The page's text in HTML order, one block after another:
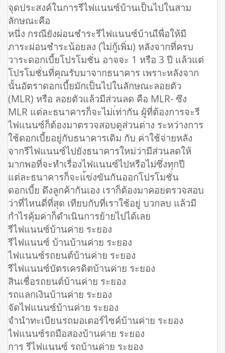
จุดประสงค์ในการรีไฟแนนซ์บ้านเป็นไปในสาม
ลักษณะคือ
หนึ่ง กรณียังผ่อนชำระรีไฟแนนซ์บ้านเืพื่อให้มี
ภาระผ่อนชำระน้อยลง (ไม่กู้เพิ่ม) หลังจากที่ครบ
วาระดอกเบี้ยโปรโมชั่น อาจจะ 1 หรือ 3 ปี แล้วแต่
โปรโมชั่นที่คุณรับมาจากธนาคาร เพราะหลังจาก
นั้นอัตราดอกเบี้ยมักเป็นไปในลักษณะลอยตัว
(MLR) หรือ ลอยตัวแล้วมีส่วนลด คือ MLR- ซึง
MLR แต่ละธนาคารก็จะไม่เ่ท่ากัน ผู้ที่ต้องการจะรี
ไฟแนนซ์ก็ต้องมาตรวจสอบดูส่วนต่าง ระหว่างการ
ใช้ดอกเบี้ยอยู่กับธนาคารเดิม กับ ค่าใช้จ่ายหลัง
จากรีไฟแนนซ์ไปยังธนาคารใหม่ว่ามีส่วนลดให้
มากพอที่จะทำเรื่องไฟแนนซ์ไปหรือไม่ซึ่งทุกปี
แต่ละธนาคารก็จะแ้ข่งขันกันออกโปรโมชั่น
ดอกเบี้ย ดึงลูกค้ากันเอง เราก็ต้องมาคอยตรวจสอบ
ว่าที่ไหนดี่ที่สุด เทียบกับที่เราใช้อยู่ บวกลบ แล้วมี
กำไรคุ้มค่าก็ดำเนินการย้ายไปได้เลย
รีไฟแนนซ์บ้านค่าย ระยอง
รีไฟแนนซ์ บ้านบ้านค่าย ระยอง
ไฟแนนซ์รถยนต์บ้านค่าย ระยอง
รีไฟแนนซ์บัตรเครดิตบ้านค่าย ระยอง
สินเชื่อรถยนต์บ้านค่าย ระยอง
รถแลกเงินบ้านค่าย ระยอง
จัดไฟแนนซ์บ้านค่าย ระยอง
จํานําทะเบียนรถมอเตอร์ไซค์บ้านค่าย ระยอง
ไฟแนนซ์รถมือสองบ้านค่าย ระยอง
การ รีไฟแนนซ์ รถบ้านค่าย ระยอง